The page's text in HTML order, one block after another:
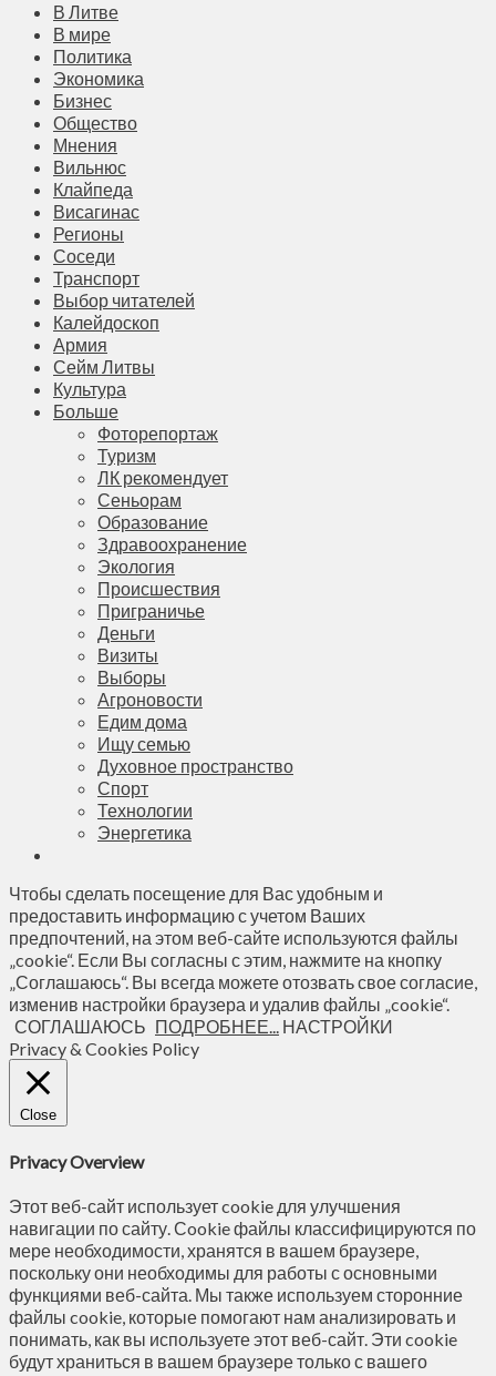
В Литве
В мире
Политика
Экономика
Бизнес
Общество
Мнения
Вильнюс
Клайпеда
Висагинас
Регионы
Соседи
Транспорт
Выбор читателей
Калейдоскоп
Армия
Сейм Литвы
Культура
Больше
Фоторепортаж
Туризм
ЛК рекомендует
Сеньорам
Образование
Здравоохранение
Экология
Происшествия
Приграничье
Деньги
Визиты
Выборы
Агроновости
Едим дома
Ищу семью
Духовное пространство
Спорт
Технологии
Энергетика
Чтобы сделать посещение для Вас удобным и
предоставить информацию с учетом Ваших
предпочтений, на этом веб-сайте используются файлы
„cookie“. Если Вы согласны с этим, нажмите на кнопку
„Соглашаюсь“. Вы всегда можете отозвать свое согласие,
изменив настройки браузера и удалив файлы „cookie“.
СОГЛАШАЮСЬ ПОДРОБНЕЕ... НАСТРОЙКИ
Privacy & Cookies Policy
Close
Privacy Overview
Этот веб-сайт использует cookie для улучшения
навигации по сайту. Сookie файлы классифицируются по
мере необходимости, хранятся в вашем браузере,
поскольку они необходимы для работы с основными
функциями веб-сайта. Мы также используем сторонние
файлы cookie, которые помогают нам анализировать и
понимать, как вы используете этот веб-сайт. Эти cookie
будут храниться в вашем браузере только с вашего